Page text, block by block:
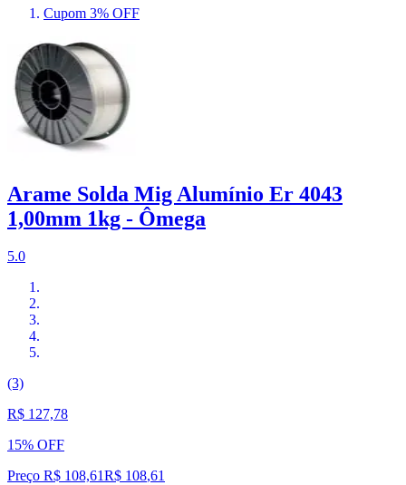
Cupom 3% OFF
Arame Solda Mig Alumínio Er 4043
1,00mm 1kg - Ômega
5.0
(3)
R$ 127,78
15% OFF
Preço R$ 108,61R$ 108,61